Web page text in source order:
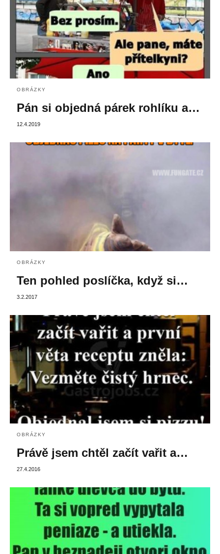
OBRÁZKY
Pán si objedná párek rohlíku a…
12.4.2019
OBRÁZKY
Ten pohled poslíčka, když si…
3.2.2017
OBRÁZKY
Právě jsem chtěl začít vařit a…
27.4.2016